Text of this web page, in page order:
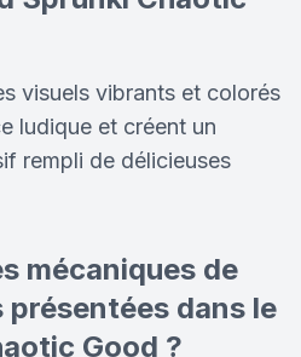
visuels vibrants et colorés
ludique et créent un
rempli de délicieuses
mécaniques de
dans le
Good ?